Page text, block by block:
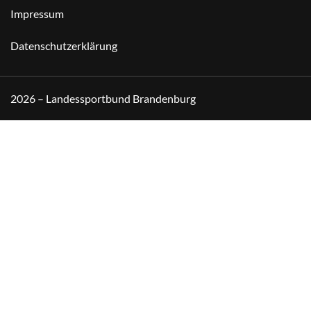
Impressum
Datenschutzerklärung
2026 – Landessportbund Brandenburg